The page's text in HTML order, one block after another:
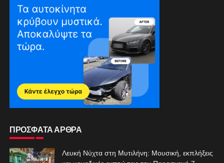
ΠΡΟΣΦΑΤΑ ΑΡΘΡΑ
Λευκή Νύχτα στη Μυτιλήνη: Μουσική, εκπλήξεις